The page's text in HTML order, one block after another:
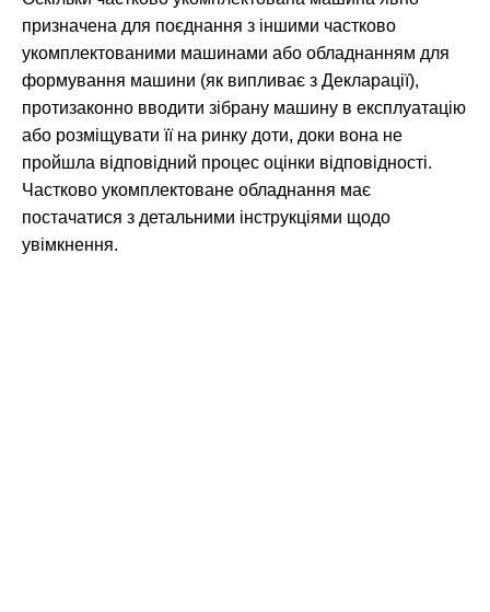
призначена для поєднання з іншими частково
укомплектованими машинами або обладнанням для
формування машини (як випливає з Декларації),
протизаконно вводити зібрану машину в експлуатацію
або розміщувати її на ринку доти, доки вона не
пройшла відповідний процес оцінки відповідності.
Частково укомплектоване обладнання має
постачатися з детальними інструкціями щодо
увімкнення.